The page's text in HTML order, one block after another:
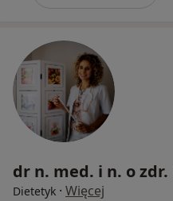
dr n. med. i n. o
Dietetyk · Więcej